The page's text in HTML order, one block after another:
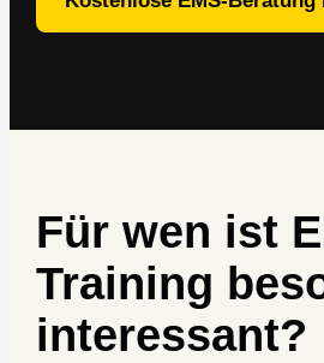
Für wen ist
Training
interessant?